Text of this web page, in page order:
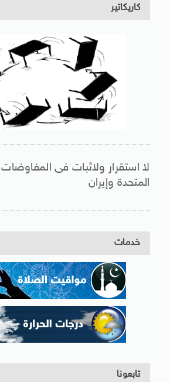
كاريكاتير
لا استقرار ولاثبات فى المفاوضات
المتحدة وإيران
خدمات
تابعونا